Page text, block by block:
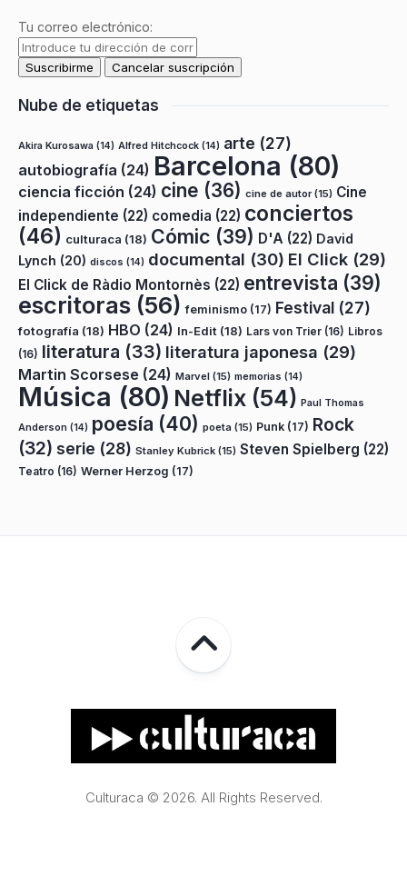
Tu correo electrónico:
Nube de etiquetas
Akira Kurosawa (14) Alfred Hitchcock (14) arte (27)
autobiografía (24) Barcelona (80)
ciencia ficción (24) cine (36) cine de autor(15) Cine
independiente (22) comedia (22) conciertos
(46) culturaca (18) Cómic (39) D'A (22) David
Lynch (20) discos (14) documental (30) El Click (29)
El Click de Ràdio Montornès (22) entrevista (39)
escritoras (56) feminismo (17) Festival (27)
fotografía (18) HBO (24) In-Edit (18) Lars von Trier (16) Libros
(16) literatura (33) literatura japonesa (29)
Martin Scorsese (24) Marvel (15) memorias (14)
Música (80) Netflix (54) Paul Thomas
Anderson (14) poesía (40) poeta (15) Punk (17) Rock
(32) serie (28) Stanley Kubrick (15) Steven Spielberg (22)
Teatro (16) Werner Herzog (17)
Culturaca © 2026. All Rights Reserved.